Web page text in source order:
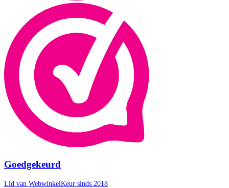
Goedgekeurd
Lid van WebwinkelKeur sinds 2018